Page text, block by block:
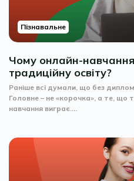
Пізнавальне
Чому онлайн-
традиційну освіту?
Раніше всі думали, що без
Головне – не «корочка», а те, що
навчання виграє....